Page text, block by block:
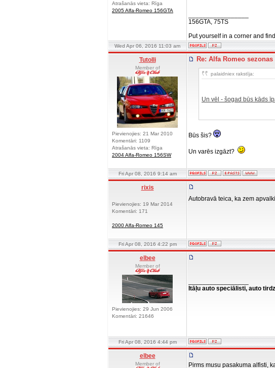
Atrašanās vieta: Rīga
2005 Alfa-Romeo 156GTA
156GTA, 75TS
Put yourself in a corner and
Wed Apr 06, 2016 11:03 am
Tutolli
Member of
Pievienojies: 21 Mar 2010
Komentāri: 1109
Atrašanās vieta: Rīga
2004 Alfa-Romeo 156SW
Re: Alfa Romeo
palaidniex rakstīja:
Un vēl - šogad būs kāds
Būs šis?
Un varēs izgāzt?
Fri Apr 08, 2016 9:14 am
rixis
Pievienojies: 19 Mar 2014
Komentāri: 171
2000 Alfa-Romeo 145
Autobravā teica, ka zem
Fri Apr 08, 2016 4:22 pm
elbee
Member of
Pievienojies: 29 Jun 2006
Komentāri: 21646
Itāļu auto speciālisti, auto
Fri Apr 08, 2016 4:44 pm
elbee
Member of Pirms musu pasakuma alfisti,